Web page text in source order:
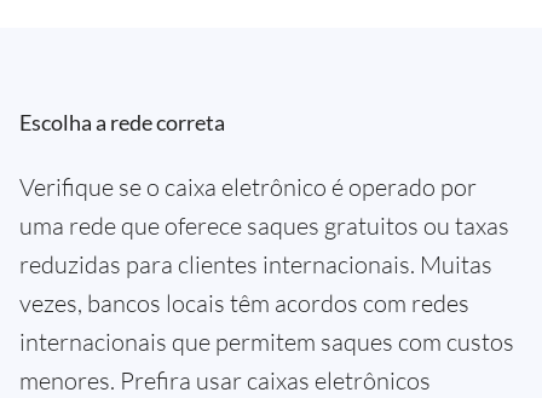
Escolha a rede correta
Verifique se o caixa eletrônico é operado por
uma rede que oferece saques gratuitos ou taxas
reduzidas para clientes internacionais. Muitas
vezes, bancos locais têm acordos com redes
internacionais que permitem saques com custos
menores. Prefira usar caixas eletrônicos